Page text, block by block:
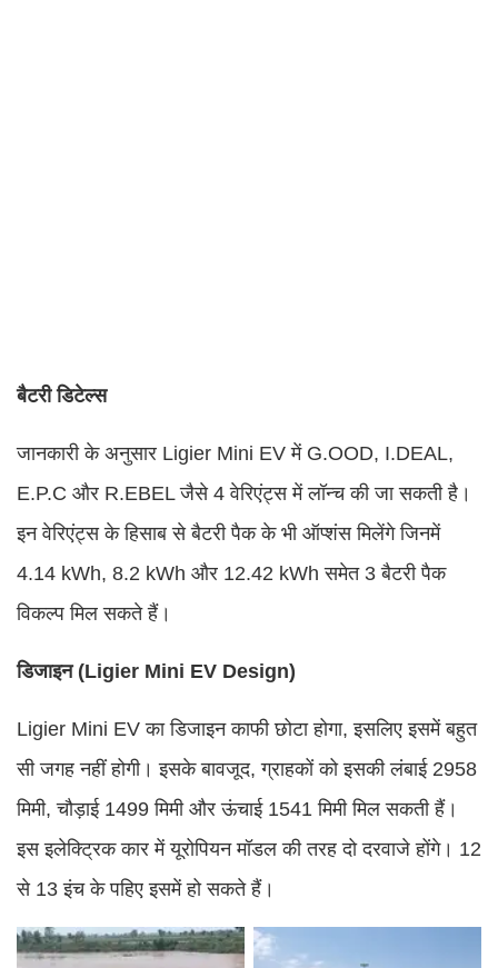
बैटरी डिटेल्स
जानकारी के अनुसार Ligier Mini EV में G.OOD, I.DEAL,
E.P.C और R.EBEL जैसे 4 वेरिएंट्स में लॉन्च की जा सकती है।
इन वेरिएंट्स के हिसाब से बैटरी पैक के भी ऑप्शंस मिलेंगे जिनमें
4.14 kWh, 8.2 kWh और 12.42 kWh समेत 3 बैटरी पैक
विकल्प मिल सकते हैं।
डिजाइन (Ligier Mini EV Design)
Ligier Mini EV का डिजाइन काफी छोटा होगा, इसलिए इसमें बहुत
सी जगह नहीं होगी। इसके बावजूद, ग्राहकों को इसकी लंबाई 2958
मिमी, चौड़ाई 1499 मिमी और ऊंचाई 1541 मिमी मिल सकती हैं।
इस इलेक्ट्रिक कार में यूरोपियन मॉडल की तरह दो दरवाजे होंगे। 12
से 13 इंच के पहिए इसमें हो सकते हैं।